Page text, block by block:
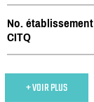
No. établissement
CITQ
+ VOIR PLUS